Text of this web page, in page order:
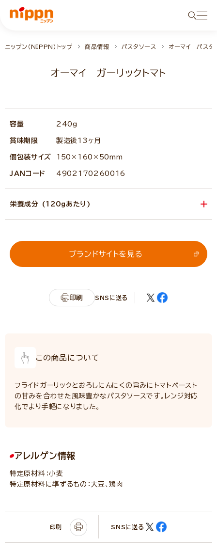
ニップン（NIPPN）トップ 商品情報 パスタソース オーマイ パスタ
オーマイ ガーリックトマト
NEW
容量 240g
賞味期限 製造後13ヶ月
個包装サイズ 150×160×50mm
JANコード 4902170260016
栄養成分 (120gあたり)
2.0g
炭水化物 13.0g
36mg
ブランドサイトを見る
印刷 SNSに送る
この商品について
フライドガーリックとおろしにんにくの旨みにトマトペースト
の甘みを合わせた風味豊かなパスタソースです。レンジ対応
化でより手軽になりました。
アレルゲン情報
特定原材料：小麦
特定原材料に準ずるもの：大豆、鶏肉
印刷 SNSに送る